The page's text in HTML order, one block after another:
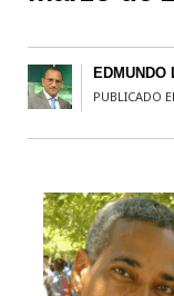
EDMUNDO
PUBLICADO